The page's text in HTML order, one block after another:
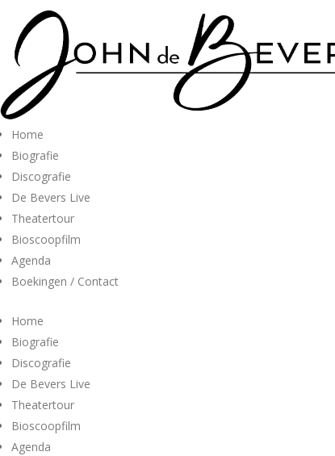
Home
Biografie
Discografie
De Bevers Live
Theatertour
Bioscoopfilm
Agenda
Boekingen / Contact
Home
Biografie
Discografie
De Bevers Live
Theatertour
Bioscoopfilm
Agenda